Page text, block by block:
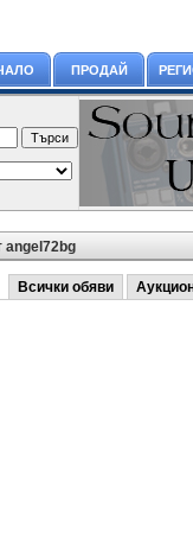
ПРОДАЙ
angel72bg
Всички обяви